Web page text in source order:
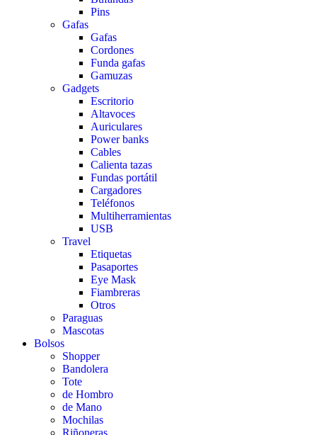
Pins
Gafas
Gafas
Cordones
Funda gafas
Gamuzas
Gadgets
Escritorio
Altavoces
Auriculares
Power banks
Cables
Calienta tazas
Fundas portátil
Cargadores
Teléfonos
Multiherramientas
USB
Travel
Etiquetas
Pasaportes
Eye Mask
Fiambreras
Otros
Paraguas
Mascotas
Bolsos
Shopper
Bandolera
Tote
de Hombro
de Mano
Mochilas
Riñoneras